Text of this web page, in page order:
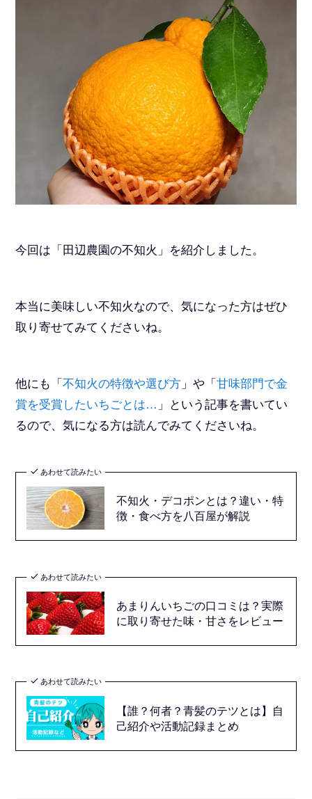
今回は「田辺農園の不知火」を紹介しました。
本当に美味しい不知火なので、気になった方はぜひ
取り寄せてみてくださいね。
他にも「不知火の特徴や選び方 」や「甘味部門で金
賞を受賞したいちごとは… 」という記事を書いてい
るので、気になる方は読んでみてくださいね。
あわせて読みたい
不知火・デコポンとは？違い・特
徴・食べ方を八百屋が解説
あわせて読みたい
あまりんいちごの口コミは？実際
に取り寄せた味・甘さをレビュー
あわせて読みたい
【誰？何者？青髪のテツとは】自
己紹介や活動記録まとめ